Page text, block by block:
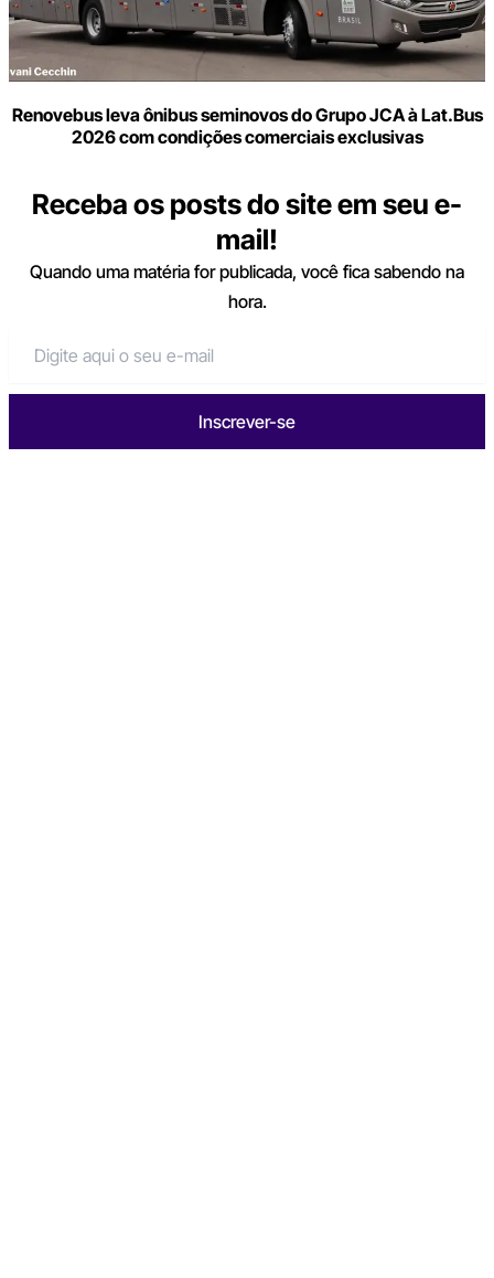
Renovebus leva ônibus seminovos do Grupo JCA à Lat.Bus
2026 com condições comerciais exclusivas
Receba os posts do site em seu e-
mail!
Quando uma matéria for publicada, você fica sabendo na
hora.
Inscrever-se